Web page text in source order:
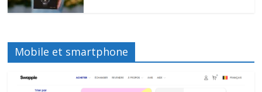
Mobile et smartphone